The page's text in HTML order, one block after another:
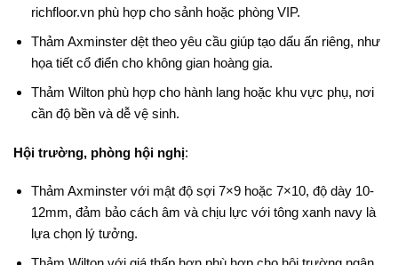
richfloor.vn phù hợp cho sảnh hoặc phòng VIP.
Thảm Axminster dệt theo yêu cầu giúp tạo dấu ấn riêng, như
họa tiết cổ điển cho không gian hoàng gia.
Thảm Wilton phù hợp cho hành lang hoặc khu vực phụ, nơi
cần độ bền và dễ vệ sinh.
Hội trường, phòng hội nghị:
Thảm Axminster với mật độ sợi 7×9 hoặc 7×10, độ dày 10-
12mm, đảm bảo cách âm và chịu lực với tông xanh navy là
lựa chọn lý tưởng.